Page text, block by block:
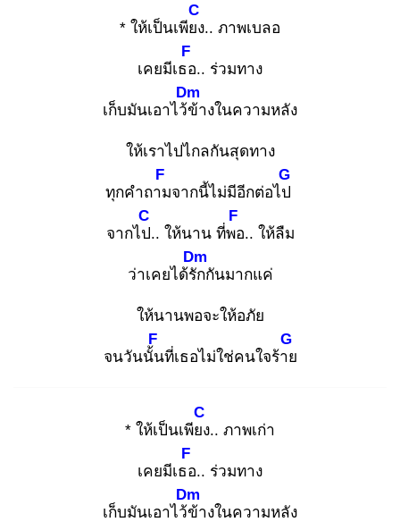
* ให้เป็นเพียง
C
.. ภาพเบลอ
เคยมีเธอ
F
.. ร่วมทาง
เก็บมันเอาไว้ข้
Dm
างในความหลัง
ให้เราไปไกลกันสุดทาง
ทุกคำถาม
F
จากนี้ไม่มีอีกต่อไป
G
จากไป.
C
. ให้นาน ที่พอ
F
.. ให้ลืม
ว่าเคยได้รัก
Dm
กันมากแค่
ให้นานพอจะให้อภัย
จนวันนั้น
F
ที่เธอไม่ใช่คนใจร้าย
G
* ให้เป็นเพียง
C
.. ภาพเก่า
เคยมีเธอ
F
.. ร่วมทาง
เก็บมันเอาไว้ข้
Dm
างในความหลัง